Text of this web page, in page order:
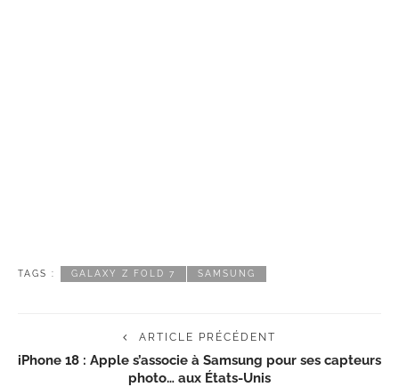
TAGS : GALAXY Z FOLD 7 SAMSUNG
ARTICLE PRÉCÉDENT
iPhone 18 : Apple s’associe à Samsung pour ses capteurs
photo… aux États-Unis